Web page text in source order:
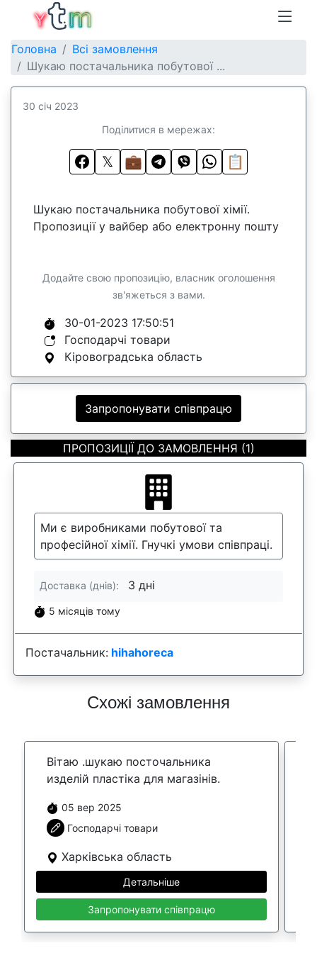
Головна
Всі замовлення
Шукаю постачальника побутової ...
30 січ 2023
Поділитися в мережах:
𝕏 💼 📋
Шукаю постачальника побутової хімії.
Пропозиції у вайбер або електронну пошту
Додайте свою пропозицію, власник оголошення
зв'яжеться з вами.
30-01-2023 17:50:51
Господарчі товари
Кіровоградська область
Запропонувати співпрацю
ПРОПОЗИЦІЇ ДО ЗАМОВЛЕННЯ (1)
Ми є виробниками побутової та
професійної хімії. Гнучкі умови співпраці.
Доставка (днів): 3 дні
5 місяців тому
Постачальник: hihahoreca
Схожі замовлення
Вітаю .шукаю посточальника
изделій пластіка для магазінів.
05 вер 2025
Господарчі товари
Харківська область
Детальніше
Запропонувати співпрацю